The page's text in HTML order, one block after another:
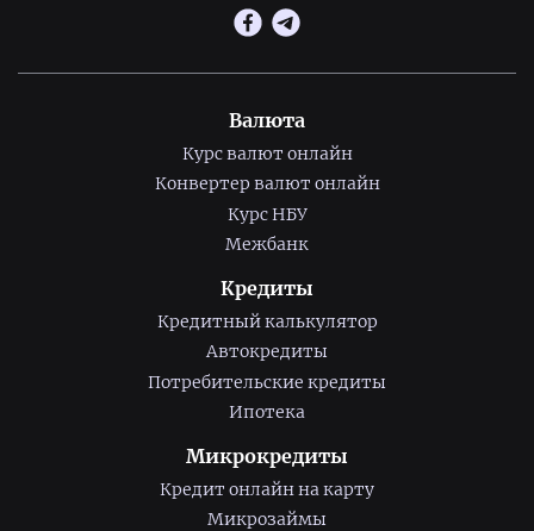
Валюта
Курс валют онлайн
Конвертер валют онлайн
Курс НБУ
Межбанк
Кредиты
Кредитный калькулятор
Автокредиты
Потребительские кредиты
Ипотека
Микрокредиты
Кредит онлайн на карту
Микрозаймы